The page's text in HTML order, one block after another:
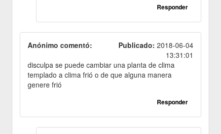
Responder
Anónimo comentó: Publicado: 2018-06-04
13:31:01
disculpa se puede cambiar una planta de clima
templado a clima frió o de que alguna manera
genere frió
Responder